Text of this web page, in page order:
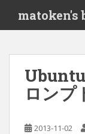
i
matoken's
ロンプ
2013-11-02